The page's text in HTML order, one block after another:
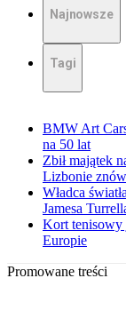
Najnowsze
Tagi
BMW Art
na 50 lat
Zbił majątek
Lizbonie
Władca
Jamesa
Kort tenisowy
Europie
Promowane treści